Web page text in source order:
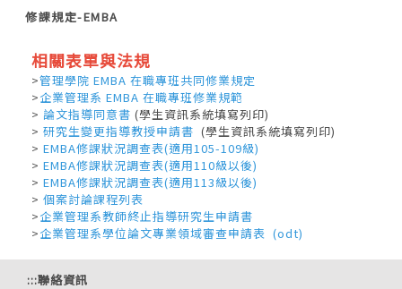
修課規定-EMBA
相關表單與法規
>管理學院 EMBA 在職專班共同修業規定
>企業管理系 EMBA 在職專班修業規範
> 論文指導同意書 (學生資訊系統填寫列印)
> 研究生變更指導教授申請書 (學生資訊系統填寫列印)
> EMBA修課狀況調查表(適用105-109級)
> EMBA修課狀況調查表(適用110級以後)
> EMBA修課狀況調查表(適用113級以後)
> 個案討論課程列表
>企業管理系教師終止指導研究生申請書
>企業管理系學位論文專業領域審查申請表 (odt)
:::聯絡資訊